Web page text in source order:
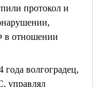
протокол и
в отношении
года волгоградец,
управлял